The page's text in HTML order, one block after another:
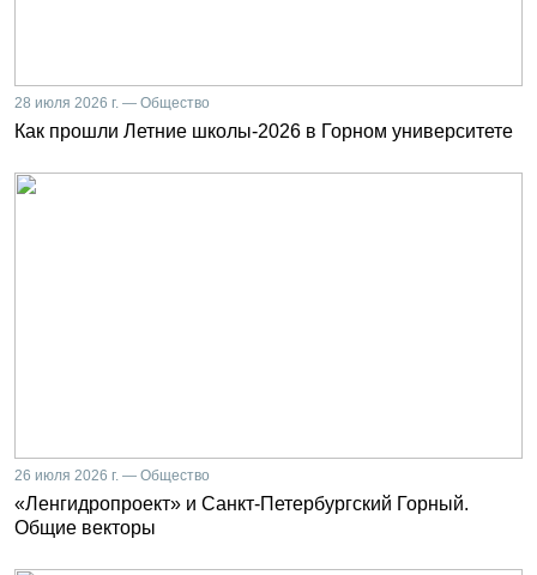
28 июля 2026 г. — Общество
Как прошли Летние школы-2026 в Горном университете
26 июля 2026 г. — Общество
«Ленгидропроект» и Санкт-Петербургский Горный.
Общие векторы